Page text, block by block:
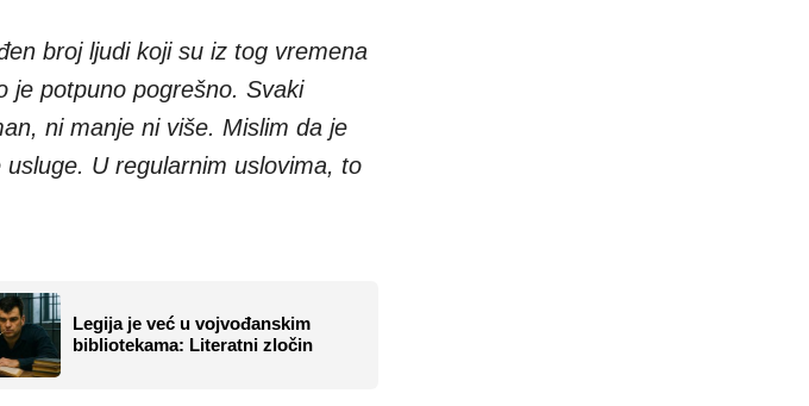
broj ljudi koji su iz tog vremena
je potpuno pogrešno. Svaki
ni manje ni više. Mislim da je
U regularnim uslovima, to
Legija je već u vojvođanskim
bibliotekama: Literatni zločin